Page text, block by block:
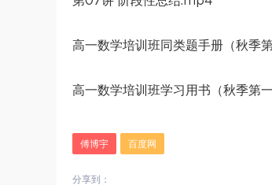
高一数学培训班同类题手册（秋季
高一数学培训班学习用书（秋季第
傅博宇 百度网
分享到：